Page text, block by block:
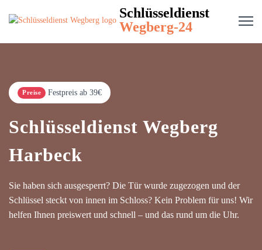
Schlüsseldienst
Wegberg-24
Preise Festpreis ab 39€
Schlüsseldienst Wegberg
Harbeck
Sie haben sich ausgesperrt? Die Tür wurde zugezogen und der
Schlüssel steckt von innen im Schloss? Kein Problem für uns! Wir
helfen Ihnen preiswert und schnell – und das rund um die Uhr.